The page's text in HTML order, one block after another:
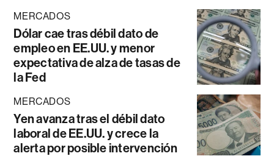
MERCADOS
Dólar cae tras débil dato de
empleo en EE.UU. y menor
expectativa de alza de tasas de
la Fed
MERCADOS
Yen avanza tras el débil dato
laboral de EE.UU. y crece la
alerta por posible intervención